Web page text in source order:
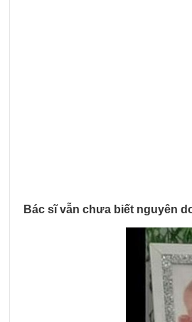
Bác sĩ vẫn chưa biết nguyên